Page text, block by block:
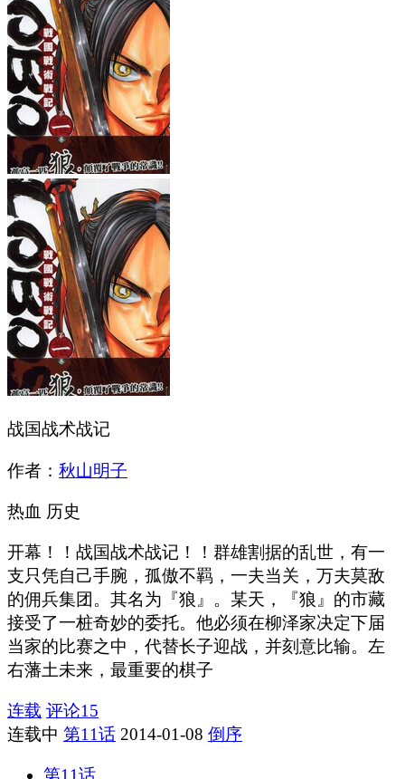
战国战术战记
作者： 秋山明子
热血 历史
开幕！！战国战术战记！！群雄割据的乱世，有一
支只凭自己手腕，孤傲不羁，一夫当关，万夫莫敌
的佣兵集团。其名为『狼』。某天，『狼』的市藏
接受了一桩奇妙的委托。他必须在柳泽家决定下届
当家的比赛之中，代替长子迎战，并刻意比输。左
右藩土未来，最重要的棋子
连载 评论15
连载中 第11话 2014-01-08 倒序
第11话